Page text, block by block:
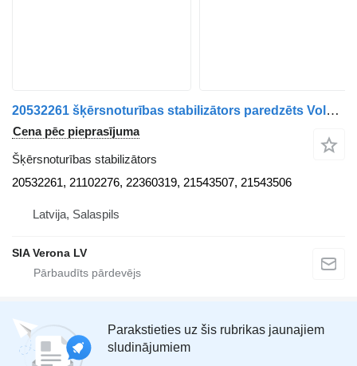
20532261 šķērsnoturības stabilizātors paredzēts Volvo FH16.FH13,FH4 kravas automašīnas
Cena pēc pieprasījuma
Šķērsnoturības stabilizātors
20532261, 21102276, 22360319, 21543507, 21543506
Latvija, Salaspils
SIA Verona LV
Parakstieties uz šis rubrikas jaunajiem
sludinājumiem